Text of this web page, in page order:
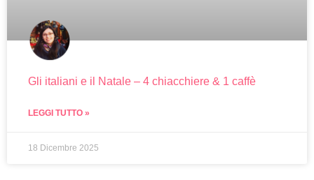
Gli italiani e il Natale – 4 chiacchiere & 1 caffè
LEGGI TUTTO »
18 Dicembre 2025